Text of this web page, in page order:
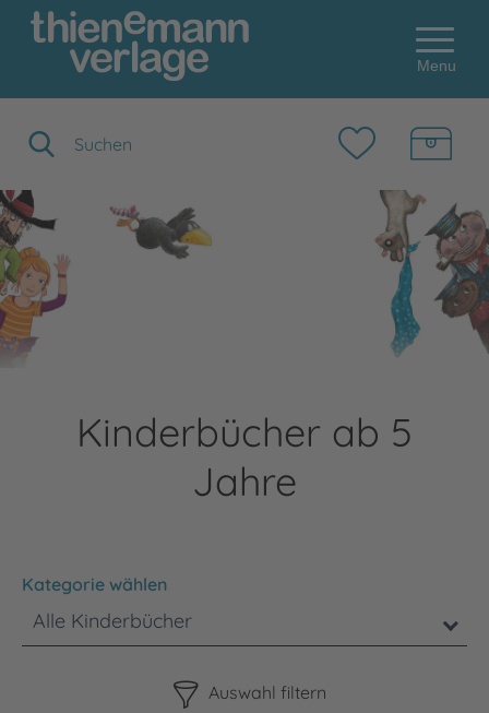
Menu
Kinderbücher ab 5
Jahre
Kategorie wählen
Alle Kinderbücher
Auswahl filtern